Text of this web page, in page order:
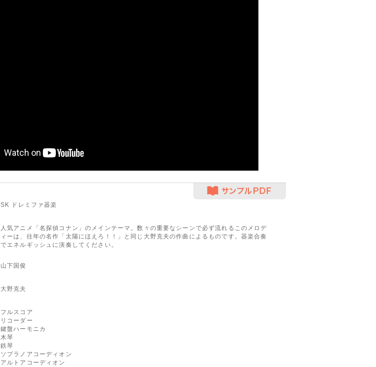
SK ドレミファ器楽
人気アニメ「名探偵コナン」のメインテーマ。数々の重要なシーンで必ず流れるこのメロデ
ィーは、往年の名作「太陽にほえろ！！」と同じ大野克夫の作曲によるものです。器楽合奏
でエネルギッシュに演奏してください。
山下国俊
大野克夫
フルスコア
リコーダー
鍵盤ハーモニカ
木琴
鉄琴
ソプラノアコーディオン
アルトアコーディオン